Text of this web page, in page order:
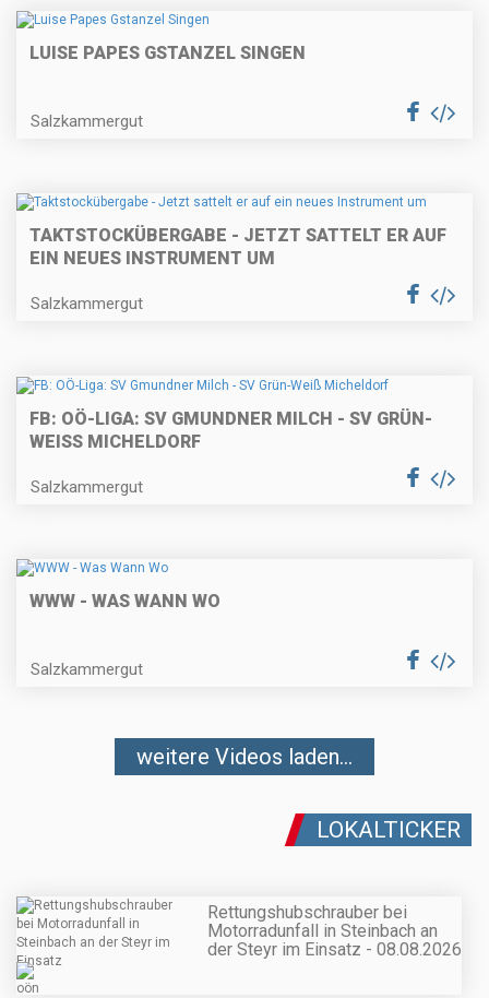
LUISE PAPES GSTANZEL SINGEN
Salzkammergut
TAKTSTOCKÜBERGABE - JETZT SATTELT ER AUF
EIN NEUES INSTRUMENT UM
Salzkammergut
FB: OÖ-LIGA: SV GMUNDNER MILCH - SV GRÜN-
WEISS MICHELDORF
Salzkammergut
WWW - WAS WANN WO
Salzkammergut
weitere Videos laden...
LOKALTICKER
Rettungshubschrauber bei
Motorradunfall in Steinbach an
der Steyr im Einsatz - 08.08.2026